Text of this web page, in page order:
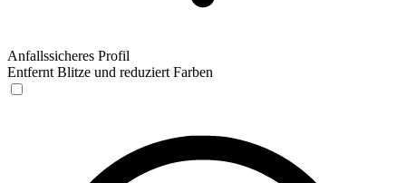
Anfallssicheres Profil
Entfernt Blitze und reduziert Farben